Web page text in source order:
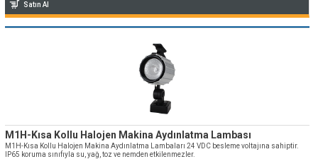
Satın Al
M1H-Kısa Kollu Halojen Makina Aydınlatma Lambası
M1H-Kısa Kollu Halojen Makina Aydınlatma Lambaları 24 VDC besleme voltajına sahiptir.
IP65 koruma sınıfıyla su, yağ, toz ve nemden etkilenmezler.